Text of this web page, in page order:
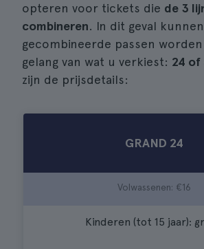
opteren voor tickets die de 3
combineren. In dit geval
gecombineerde passen
gelang van wat u verkiest: 24 of
zijn de prijsdetails:
GRAND 24
Volwassenen: €16
Kinderen (tot 15 jaar):